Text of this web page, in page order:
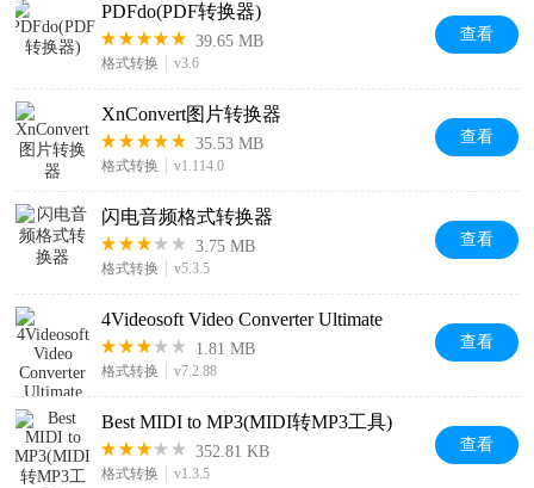
PDFdo(PDF转换器)
39.65 MB
格式转换 v3.6
查看
XnConvert图片转换器
35.53 MB
格式转换 v1.114.0
查看
闪电音频格式转换器
3.75 MB
格式转换 v5.3.5
查看
4Videosoft Video Converter Ultimate
1.81 MB
格式转换 v7.2.88
查看
Best MIDI to MP3(MIDI转MP3工具)
352.81 KB
格式转换 v1.3.5
查看